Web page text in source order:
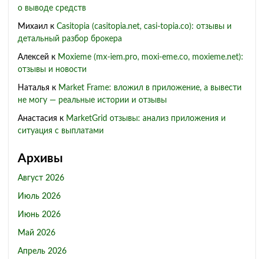
о выводе средств
Михаил к Casitopia (casitopia.net, casi-topia.co): отзывы и
детальный разбор брокера
Алексей к Moxieme (mx-iem.pro, moxi-eme.co, moxieme.net):
отзывы и новости
Наталья к Market Frame: вложил в приложение, а вывести
не могу — реальные истории и отзывы
Анастасия к MarketGrid отзывы: анализ приложения и
ситуация с выплатами
Архивы
Август 2026
Июль 2026
Июнь 2026
Май 2026
Апрель 2026